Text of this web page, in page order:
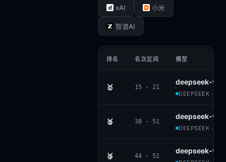
xAI 小米
智谱AI
排名 名次区间 模型
🥇 15 - 21
deepseek-
DEEPSEEK · MIT
🥈 38 - 51
deepseek-
DEEPSEEK · MIT
🥉 44 - 51
deepseek-